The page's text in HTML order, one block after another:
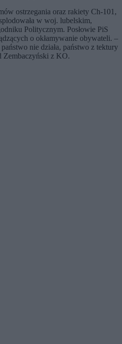
ostrzegania oraz rakiety Ch-101,
w woj. lubelskim,
Politycznym. Posłowie PiS
o okłamywanie obywateli. –
nie działa, państwo z tektury
Zembaczyński z KO.